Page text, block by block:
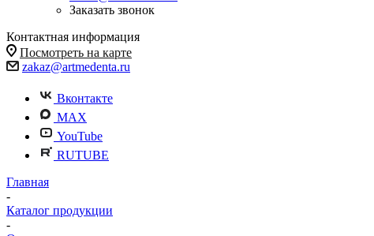
Заказать звонок
Контактная информация
Посмотреть на карте
zakaz@artmedenta.ru
Вконтакте
MAX
YouTube
RUTUBE
Главная
-
Каталог продукции
-